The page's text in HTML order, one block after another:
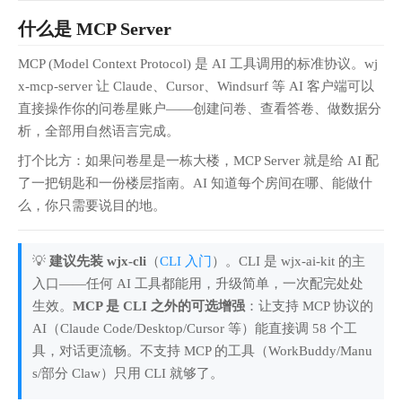
什么是 MCP Server
MCP (Model Context Protocol) 是 AI 工具调用的标准协议。wj
x-mcp-server 让 Claude、Cursor、Windsurf 等 AI 客户端可以
直接操作你的问卷星账户——创建问卷、查看答卷、做数据分
析，全部用自然语言完成。
打个比方：如果问卷星是一栋大楼，MCP Server 就是给 AI 配
了一把钥匙和一份楼层指南。AI 知道每个房间在哪、能做什
么，你只需要说目的地。
💡 建议先装 wjx-cli （CLI 入门 ）。CLI 是 wjx-ai-kit 的主
入口——任何 AI 工具都能用，升级简单，一次配完处处
生效。 MCP 是 CLI 之外的可选增强 ：让支持 MCP 协议的
AI（Claude Code/Desktop/Cursor 等）能直接调 58 个工
具，对话更流畅。不支持 MCP 的工具（WorkBuddy/Manu
s/部分 Claw）只用 CLI 就够了。